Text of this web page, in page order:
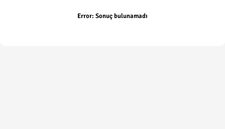
Error: Sonuç bulunamadı